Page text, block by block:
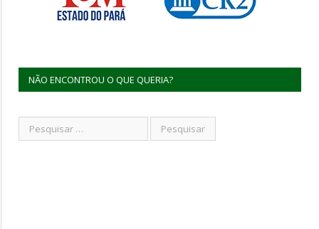
NÃO ENCONTROU O QUE QUERIA?